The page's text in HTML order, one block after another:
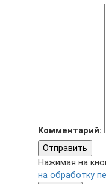
Комментарий:
Отправить
Нажимая на
на обработку